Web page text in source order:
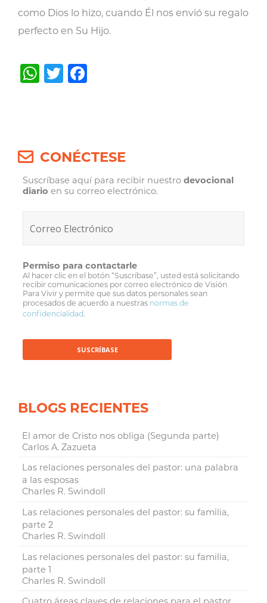
como Dios lo hizo, cuando Él nos envió su regalo
perfecto en Su Hijo.
WhatsApp
Twitter
CONÉCTESE
Suscríbase aquí para recibir nuestrodevocional
diario en su correo electrónico.
Permiso para contactarle
Al hacer clic en el botón “Suscríbase”, usted está solicitando
recibir comunicaciones por correo electrónico de Visión
Para Vivir y permite que sus datos personales sean
procesados de acuerdo a nuestras normas de
confidencialidad.
BLOGS RECIENTES
El amor de Cristo nos obliga (Segunda parte)
Carlos A. Zazueta
Las relaciones personales del pastor: una palabra
a las esposas
Charles R. Swindoll
Las relaciones personales del pastor: su familia,
parte 2
Charles R. Swindoll
Las relaciones personales del pastor: su familia,
parte 1
Charles R. Swindoll